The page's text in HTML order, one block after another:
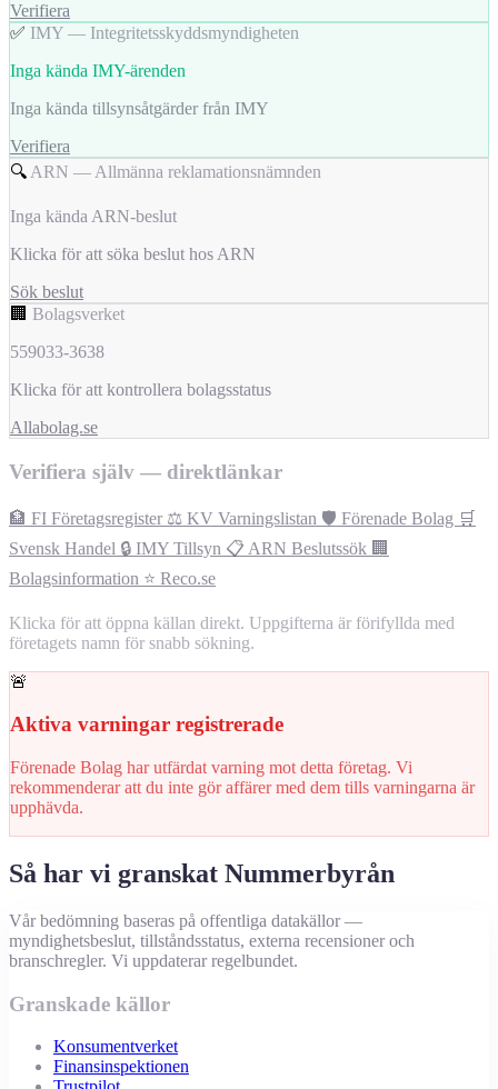
Verifiera
✅ IMY — Integritetsskyddsmyndigheten
Inga kända IMY-ärenden
Inga kända tillsynsåtgärder från IMY
Verifiera
🔍 ARN — Allmänna reklamationsnämnden
Inga kända ARN-beslut
Klicka för att söka beslut hos ARN
Sök beslut
🏢 Bolagsverket
559033-3638
Klicka för att kontrollera bolagsstatus
Allabolag.se
Verifiera själv — direktlänkar
🏦 FI Företagsregister ⚖️ KV Varningslistan 🛡️ Förenade Bolag 🛒
Svensk Handel 🔒 IMY Tillsyn 📋 ARN Beslutssök 🏢
Bolagsinformation ⭐ Reco.se
Klicka för att öppna källan direkt. Uppgifterna är förifyllda med
företagets namn för snabb sökning.
🚨
Aktiva varningar registrerade
Förenade Bolag har utfärdat varning mot detta företag. Vi
rekommenderar att du inte gör affärer med dem tills varningarna är
upphävda.
Så har vi granskat Nummerbyrån
Vår bedömning baseras på offentliga datakällor —
myndighetsbeslut, tillståndsstatus, externa recensioner och
branschregler. Vi uppdaterar regelbundet.
Granskade källor
Konsumentverket
Finansinspektionen